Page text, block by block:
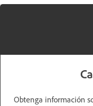
Obtenga información